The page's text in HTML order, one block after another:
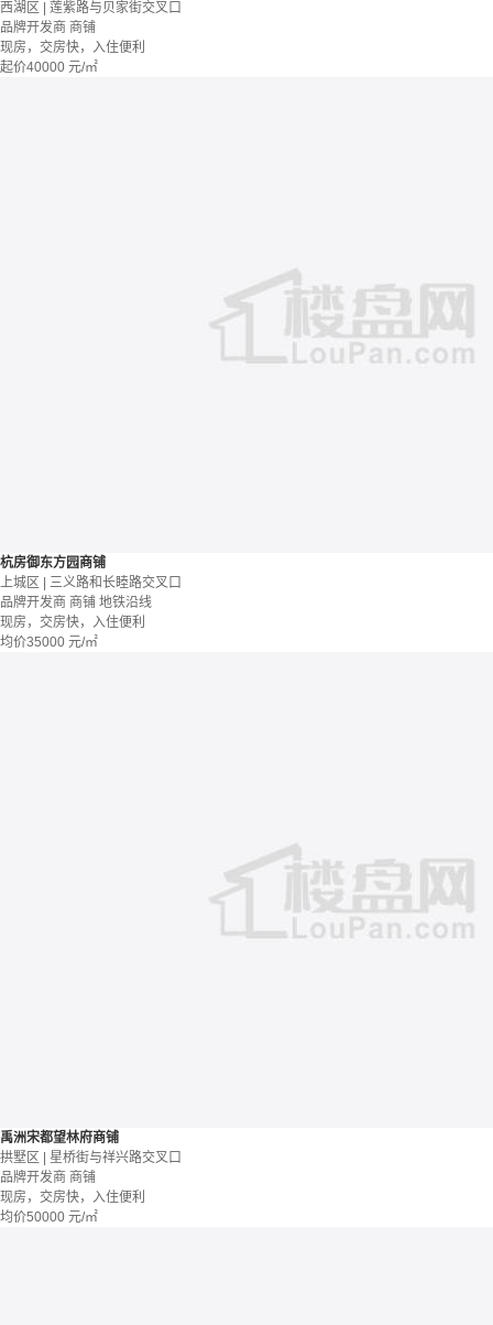
西湖区 | 莲紫路与贝家街交叉口
品牌开发商 商铺
现房，交房快，入住便利
起价40000 元/㎡
杭房御东方园商铺
上城区 | 三义路和长睦路交叉口
品牌开发商 商铺 地铁沿线
现房，交房快，入住便利
均价35000 元/㎡
禹洲宋都望林府商铺
拱墅区 | 星桥街与祥兴路交叉口
品牌开发商 商铺
现房，交房快，入住便利
均价50000 元/㎡